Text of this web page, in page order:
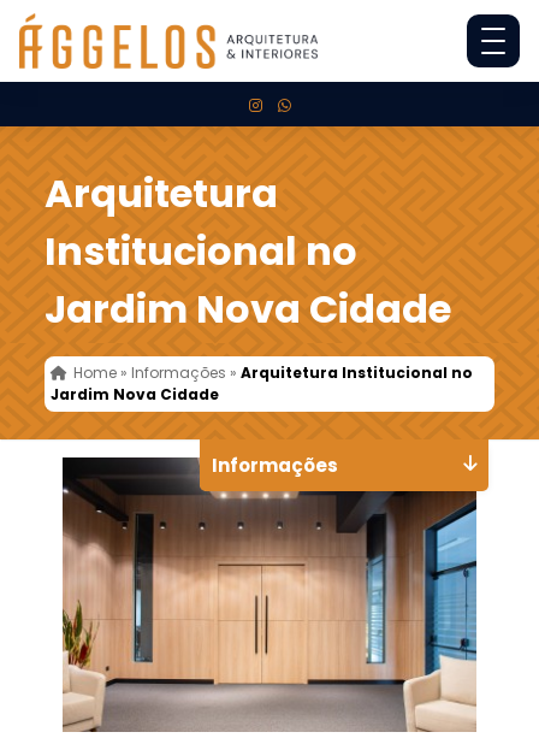
Arquitetura
Institucional no
Jardim Nova Cidade
Home » Informações »Arquitetura Institucional no
Jardim Nova Cidade
Informações